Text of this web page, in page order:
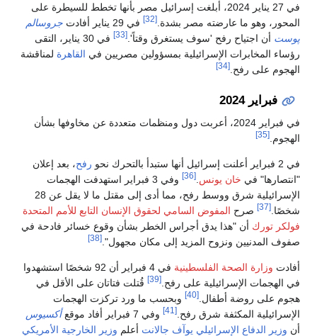
في 27 يناير 2024، أبلغت إسرائيل مصر بأنها تخطط للسيطرة على
المحور، وهو ما عارضته مصر بشدة. [32] في 29 يناير أفادت
جروسالم
پوست أن اجتياح رفح 'سوف يستغرق وقتاً'. [33]
في 30 يناير، التقى
رؤساء المخابرات الإسرائيلية بمسؤولين مصريين في القاهرة لمناقشة
الهجوم على رفح. [34]
فبراير 2024
في فبراير 2024، أعربت دول ومنظمات متعددة عن مخاوفها بشأن
الهجوم. [35]
في 2 فبراير أعلنت إسرائيل أنها ستبدأ بالتحرك نحو رفح، بعد إعلان
"انتصارها" في خان يونس [36]
وفي 3 فبراير استهدفت الهجمات
الإسرائيلية شرق ووسط رفح، مما أدى إلى مقتل ما لا يقل عن 28
شخصًا. [37] صرح المفوض السامي لحقوق الإنسان التابع للأمم المتحدة
فولكر تورك أن "هذا يدق أجراس الخطر بشأن وقوع خسائر فادحة في
صفوف المدنيين ونزوح المزيد إلى مكان مجهول". [38]
أفادت وزارة الصحة الفلسطينية
في 4 فبراير أن 92 شخصًا استشهدوا
في الهجمات الإسرائيلية على رفح. [39]
قُتلت فتاتان على الأقل في
هجوم على روضة أطفال. [40]
وبحسب ما ورد تركزت الهجمات
الإسرائيلية المكثفة شرق رفح. [41] وفي 7 فبراير أفاد موقع
أكسيوس
أن وزير الدفاع الإسرائيلي يوآف جالانت أعلم وزير الخارجية الأمريكي